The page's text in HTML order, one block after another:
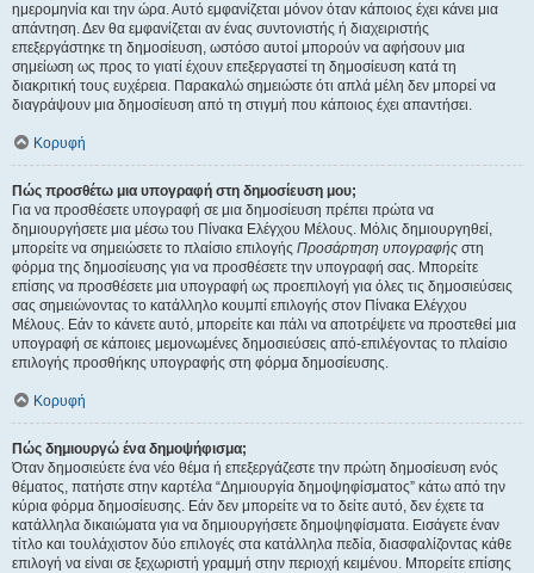
ημερομηνία και την ώρα. Αυτό εμφανίζεται μόνον όταν κάποιος έχει κάνει μια
απάντηση. Δεν θα εμφανίζεται αν ένας συντονιστής ή διαχειριστής
επεξεργάστηκε τη δημοσίευση, ωστόσο αυτοί μπορούν να αφήσουν μια
σημείωση ως προς το γιατί έχουν επεξεργαστεί τη δημοσίευση κατά τη
διακριτική τους ευχέρεια. Παρακαλώ σημειώστε ότι απλά μέλη δεν μπορεί να
διαγράψουν μια δημοσίευση από τη στιγμή που κάποιος έχει απαντήσει.
Κορυφή
Πώς προσθέτω μια υπογραφή στη δημοσίευση μου;
Για να προσθέσετε υπογραφή σε μια δημοσίευση πρέπει πρώτα να
δημιουργήσετε μια μέσω του Πίνακα Ελέγχου Μέλους. Μόλις δημιουργηθεί,
μπορείτε να σημειώσετε το πλαίσιο επιλογής Προσάρτηση υπογραφής στη
φόρμα της δημοσίευσης για να προσθέσετε την υπογραφή σας. Μπορείτε
επίσης να προσθέσετε μια υπογραφή ως προεπιλογή για όλες τις δημοσιεύσεις
σας σημειώνοντας το κατάλληλο κουμπί επιλογής στον Πίνακα Ελέγχου
Μέλους. Εάν το κάνετε αυτό, μπορείτε και πάλι να αποτρέψετε να προστεθεί μια
υπογραφή σε κάποιες μεμονωμένες δημοσιεύσεις από-επιλέγοντας το πλαίσιο
επιλογής προσθήκης υπογραφής στη φόρμα δημοσίευσης.
Κορυφή
Πώς δημιουργώ ένα δημοψήφισμα;
Όταν δημοσιεύετε ένα νέο θέμα ή επεξεργάζεστε την πρώτη δημοσίευση ενός
θέματος, πατήστε στην καρτέλα “Δημιουργία δημοψηφίσματος” κάτω από την
κύρια φόρμα δημοσίευσης. Εάν δεν μπορείτε να το δείτε αυτό, δεν έχετε τα
κατάλληλα δικαιώματα για να δημιουργήσετε δημοψηφίσματα. Εισάγετε έναν
τίτλο και τουλάχιστον δύο επιλογές στα κατάλληλα πεδία, διασφαλίζοντας κάθε
επιλογή να είναι σε ξεχωριστή γραμμή στην περιοχή κειμένου. Μπορείτε επίσης